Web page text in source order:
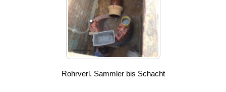
Rohrverl. Sammler bis Schacht